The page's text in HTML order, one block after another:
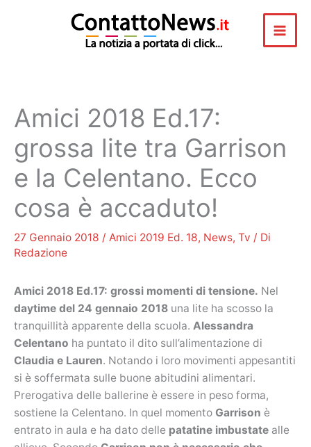
Amici 2018 Ed.17:
grossa lite tra Garrison
e la Celentano. Ecco
cosa è accaduto!
27 Gennaio 2018 / Amici 2019 Ed. 18, News, Tv / Di
Redazione
Amici 2018 Ed.17: grossi momenti di tensione. Nel
daytime del 24 gennaio 2018 una lite ha scosso la
tranquillità apparente della scuola. Alessandra
Celentano ha puntato il dito sull’alimentazione di
Claudia e Lauren. Notando i loro movimenti appesantiti
si è soffermata sulle buone abitudini alimentari.
Prerogativa delle ballerine è essere in peso forma,
sostiene la Celentano. In quel momento Garrison è
entrato in aula e ha dato delle patatine imbustate alle